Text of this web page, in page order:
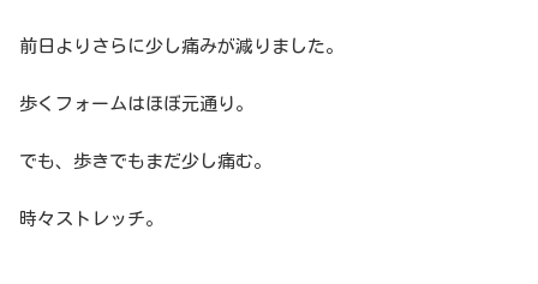
前日よりさらに少し痛みが減りました。
歩くフォームはほぼ元通り。
でも、歩きでもまだ少し痛む。
時々ストレッチ。